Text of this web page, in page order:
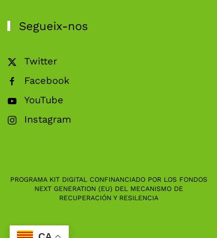
Segueix-nos
Twitter
Facebook
YouTube
Instagram
PROGRAMA KIT DIGITAL CONFINANCIADO POR LOS FONDOS
NEXT GENERATION (EU) DEL MECANISMO DE
RECUPERACIÓN Y RESILENCIA